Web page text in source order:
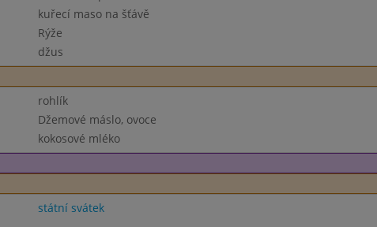
kuřecí maso na šťávě
Rýže
džus
rohlík
Džemové máslo, ovoce
kokosové mléko
státní svátek